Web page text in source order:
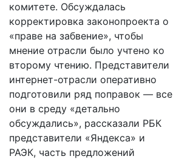
комитете. Обсуждалась
корректировка законопроекта о
«праве на забвение», чтобы
мнение отрасли было учтено ко
второму чтению. Представители
интернет-отрасли оперативно
подготовили ряд поправок — ​все
они в среду «детально
обсуждались», рассказали РБК
представители «Яндекса» и
РАЭК, часть предложений